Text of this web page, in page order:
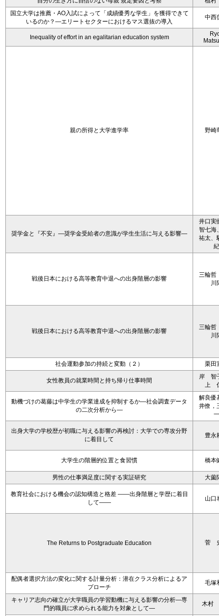
国立大学は推薦・AO入試によって「成績優秀な学生」を獲得できて
いるのか？―エリートセクターにおけるマス選抜の導入
中西
Inequality of effort in an egalitarian education system
親の所得と大学進学率 野崎
奨学金と『不安』―奨学金受給者の意識が学生生活に与える影響―
井口実
智七海
祐太、
紀
戦後日本における高等教育中退への出身階層の影響
三輪哲
川
戦後日本における高等教育中退への出身階層の影響
三輪哲
川
社会運動参加の持続と変動（２） 栗田
女性教員の就業時間と持ち帰り仕事時間
岸 智
上
動機づけの葛藤は中学生の学業達成を抑制するか―社会調査データ
の二次分析から―
解良優
井僚，
一
出身大学の学校歴が初職に与える影響の再検討：大学での専攻分野
に着目して
豊永
大学生の階層的位置と食習慣 橋本
男性の仕事満足度に関する実証研究 大薗
教育社会における機会の認知構造と格差 ――出身階層と学歴に着目
して――
山口
The Returns to Postgraduate Education 菅
配偶者選択方法の変化に関する計量分析：潜在クラス分析によるア
プローチ
毛塚
キャリア志向の確立が大学職員の学習動機に与える影響の分析―専
門的職員に求められる能力を対象として―
木村